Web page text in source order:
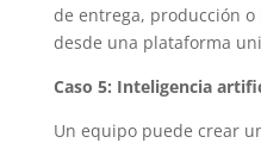
de entrega, producción
desde una plataforma
Caso 5: Inteligencia
Un equipo puede crear